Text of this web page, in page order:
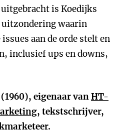
is Koedijks
uitzondering waarin
aan de orde stelt en
inclusief ups en downs,
(1960), eigenaar vanHT-
, tekstschrijver,